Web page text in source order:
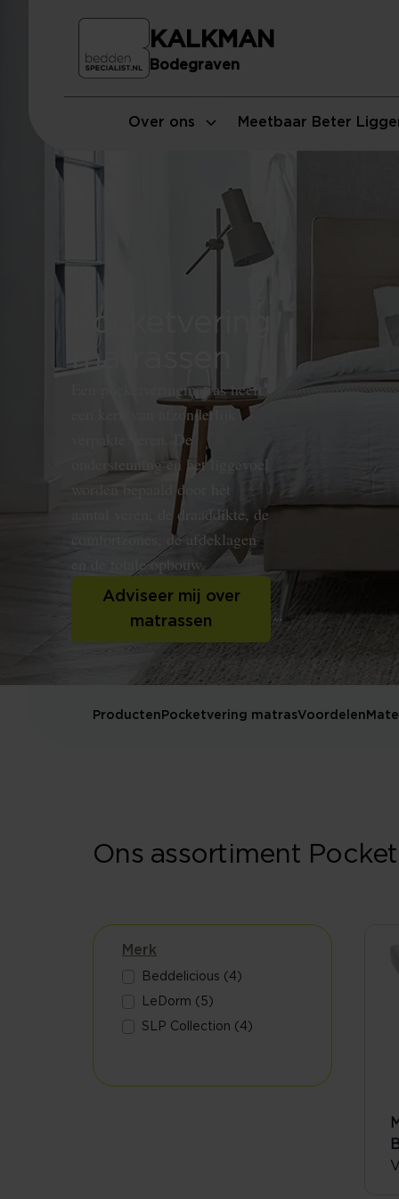
Over ons Meetbaar Beter
KALKMAN
Bodegraven
Pocketvering
matrassen
Een pocketveringmatras heeft
een kern van afzonderlijk
verpakte veren. De
ondersteuning en het liggevoel
worden bepaald door het
aantal veren, de draaddikte, de
comfortzones, de afdeklagen
en de totale opbouw.
Adviseer mij over
matrassen
Producten Pocketvering matrasVoordelen
Ons assortiment
Merk
Beddelicious (4)
LeDorm (5)
SLP Collection (4)